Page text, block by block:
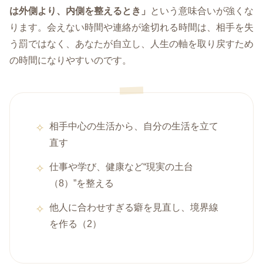
は外側より、内側を整えるとき」
という意味合いが強くな
ります。会えない時間や連絡が途切れる時間は、相手を失
う罰ではなく、あなたが自立し、人生の軸を取り戻すため
の時間になりやすいのです。
相手中心の生活から、自分の生活を立て
直す
仕事や学び、健康など“現実の土台
（8）”を整える
他人に合わせすぎる癖を見直し、境界線
を作る（2）